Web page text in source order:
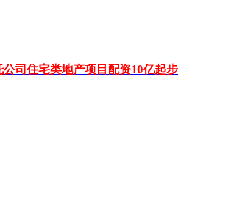
公司住宅类地产项目配资10亿起步